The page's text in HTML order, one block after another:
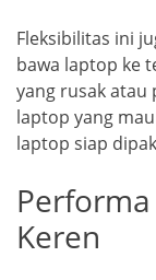
Fleksibilitas ini
bawa laptop ke
yang rusak atau
laptop yang
laptop siap
Keren